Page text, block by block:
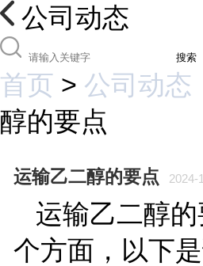
公司动态
搜索
首页 > 公司动态
醇的要点
运输乙二醇的要点 2024-
运输乙二醇
个方面，以下